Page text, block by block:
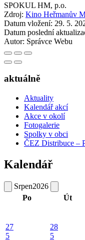
SPOKUL HM, p.o.
Zdroj: Kino Heřmanův
Datum vložení: 29. 5.
Datum poslední
Autor: Správce Webu
aktuálně
Aktuality
Kalendář akcí
Akce v okolí
Fotogalerie
Spolky v obci
ČEZ Distribuce –
Kalendář
Srpen2026
Po
Út
27
5
28
5